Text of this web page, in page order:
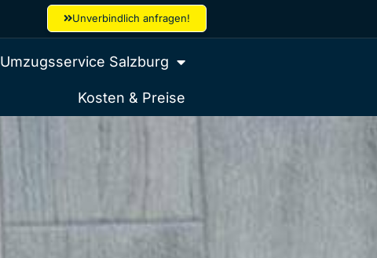
Unverbindlich anfragen!
Umzugsservice Salzburg
Kosten & Preise